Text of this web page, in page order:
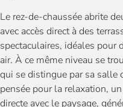
Le rez-de-chaussée abrite
avec accès direct à des
spectaculaires, idéales pour
air. À ce même niveau se
qui se distingue par sa salle
pensée pour la relaxation,
directe avec le paysage,